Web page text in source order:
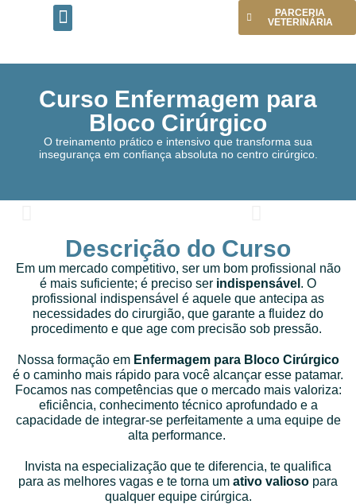
PARCERIA
VETERINÁRIA
O treinamento prático e intensivo que transforma sua
insegurança em confiança absoluta no centro cirúrgico.
Curso Enfermagem para
Bloco Cirúrgico
Em um mercado competitivo, ser um bom profissional não
é mais suficiente; é preciso ser indispensável . O
profissional indispensável é aquele que antecipa as
necessidades do cirurgião, que garante a fluidez do
procedimento e que age com precisão sob pressão.
Nossa formação em Enfermagem para Bloco Cirúrgico
é o caminho mais rápido para você alcançar esse patamar.
Focamos nas competências que o mercado mais valoriza:
eficiência, conhecimento técnico aprofundado e a
capacidade de integrar-se perfeitamente a uma equipe de
alta performance.
Invista na especialização que te diferencia, te qualifica
para as melhores vagas e te torna um ativo valioso para
qualquer equipe cirúrgica.
Descrição do Curso